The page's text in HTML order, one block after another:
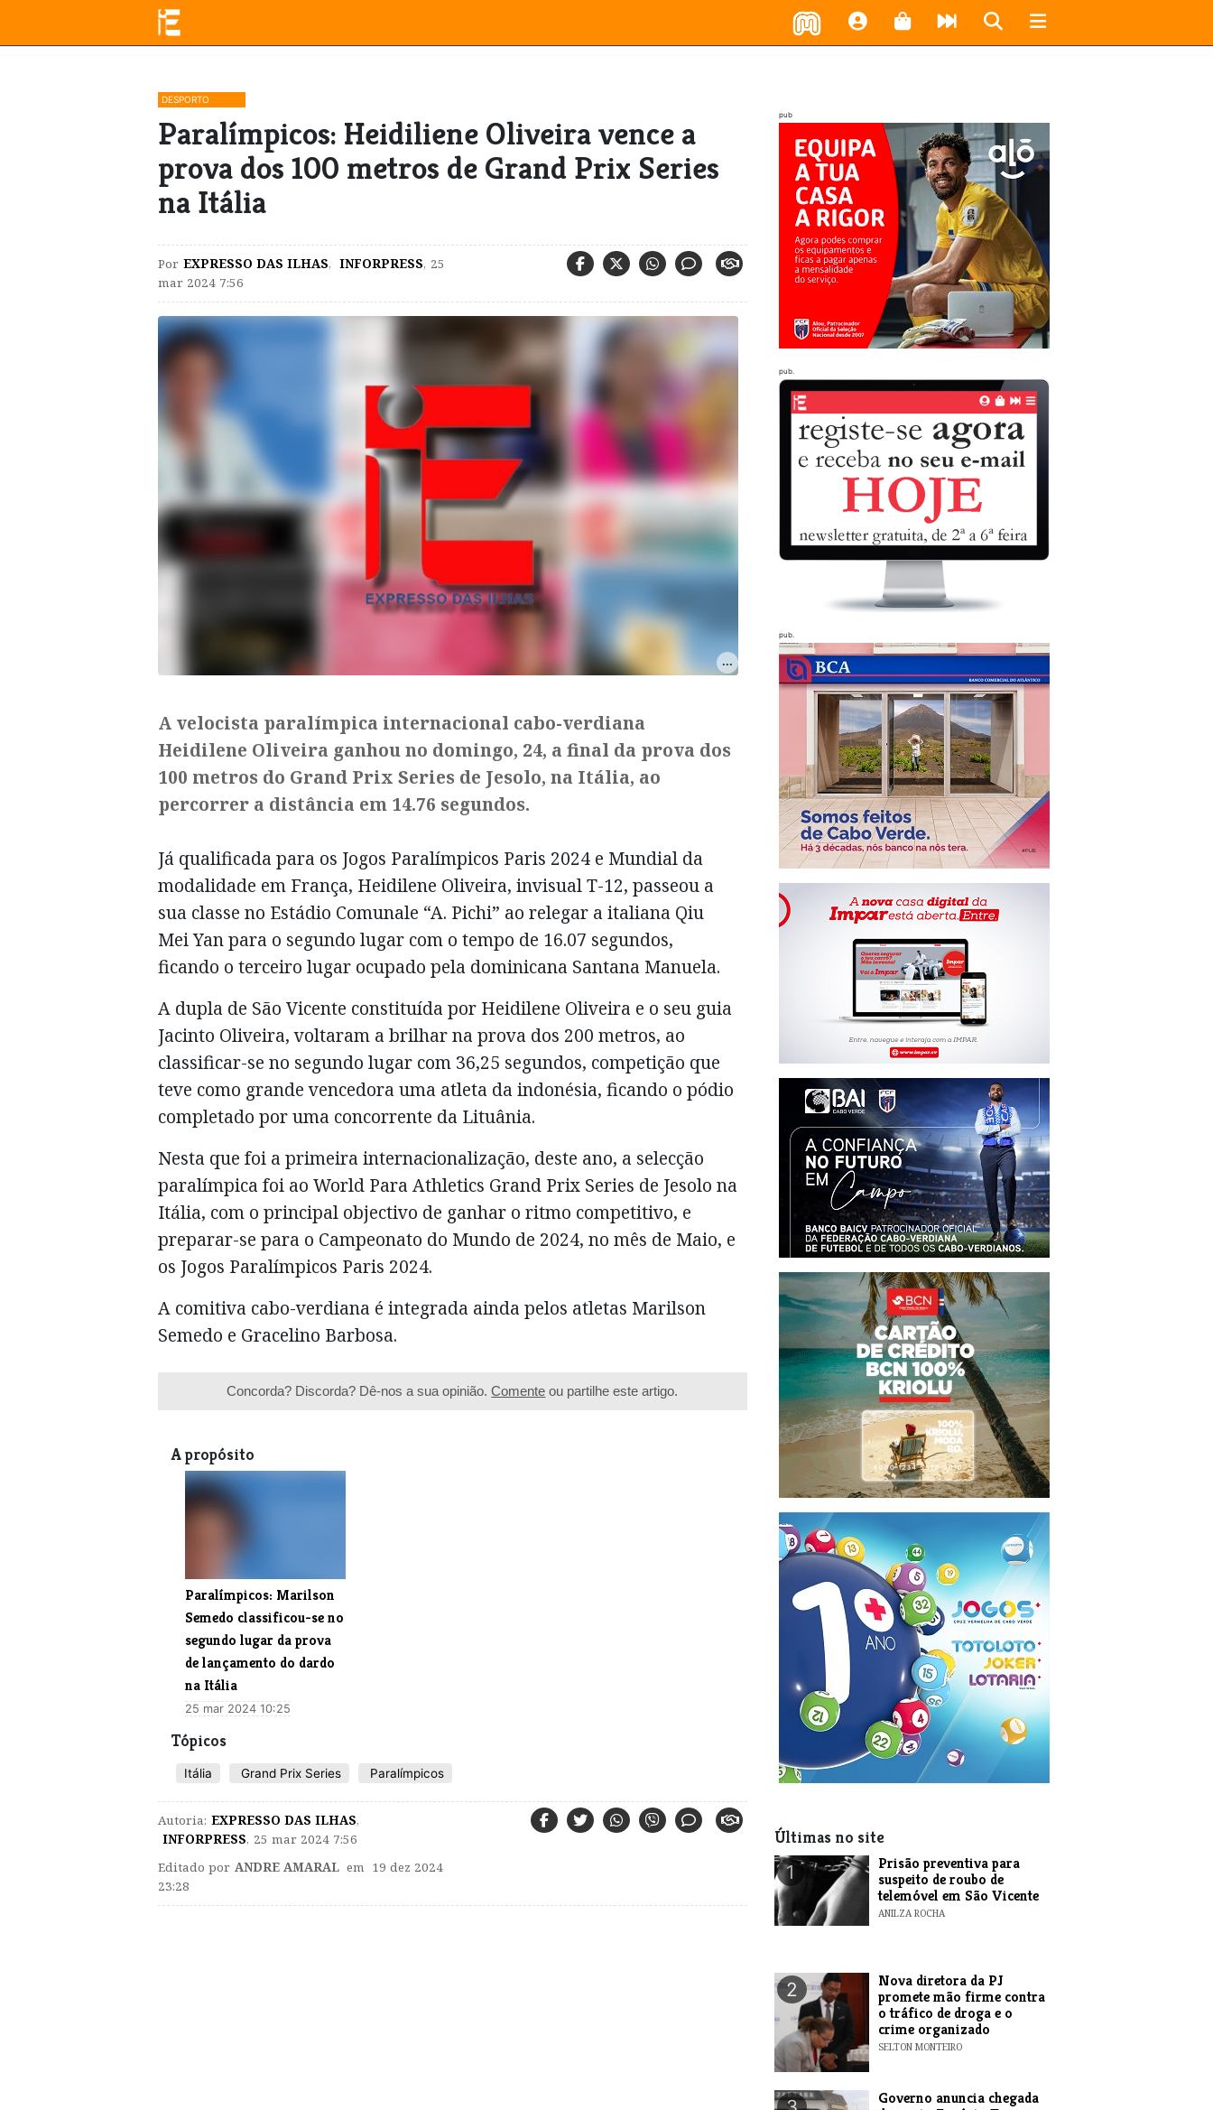
DESPORTO
Paralímpicos: Heidiliene Oliveira vence a
prova dos 100 metros de Grand Prix Series
na Itália
Por EXPRESSO DAS ILHAS, INFORPRESS, 25
mar 2024 7:56
A velocista paralímpica internacional cabo-verdiana
Heidilene Oliveira ganhou no domingo, 24, a final da prova dos
100 metros do Grand Prix Series de Jesolo, na Itália, ao
percorrer a distância em 14.76 segundos.
Já qualificada para os Jogos Paralímpicos Paris 2024 e Mundial da
modalidade em França, Heidilene Oliveira, invisual T-12, passeou a
sua classe no Estádio Comunale “A. Pichi” ao relegar a italiana Qiu
Mei Yan para o segundo lugar com o tempo de 16.07 segundos,
ficando o terceiro lugar ocupado pela dominicana Santana Manuela.
A dupla de São Vicente constituída por Heidilene Oliveira e o seu guia
Jacinto Oliveira, voltaram a brilhar na prova dos 200 metros, ao
classificar-se no segundo lugar com 36,25 segundos, competição que
teve como grande vencedora uma atleta da indonésia, ficando o pódio
completado por uma concorrente da Lituânia.
Nesta que foi a primeira internacionalização, deste ano, a selecção
paralímpica foi ao World Para Athletics Grand Prix Series de Jesolo na
Itália, com o principal objectivo de ganhar o ritmo competitivo, e
preparar-se para o Campeonato do Mundo de 2024, no mês de Maio, e
os Jogos Paralímpicos Paris 2024.
A comitiva cabo-verdiana é integrada ainda pelos atletas Marilson
Semedo e Gracelino Barbosa.
Concorda? Discorda? Dê-nos a sua opinião.Comente ou partilhe este artigo.
A propósito
Paralímpicos: Marilson
Semedo classificou-se no
segundo lugar da prova
de lançamento do dardo
na Itália
25 mar 2024 10:25
Tópicos
Itália Grand Prix Series Paralímpicos
Autoria: EXPRESSO DAS ILHAS,
INFORPRESS, 25 mar 2024 7:56
Editado por ANDRE AMARAL em 19 dez 2024
23:28
pub
pub.
pub.
Últimas no site
1
Prisão preventiva para
suspeito de roubo de
telemóvel em São Vicente
ANILZA ROCHA
2
Nova diretora da PJ
promete mão firme contra
o tráfico de droga e o
crime organizado
SELTON MONTEIRO
Governo anuncia chegada